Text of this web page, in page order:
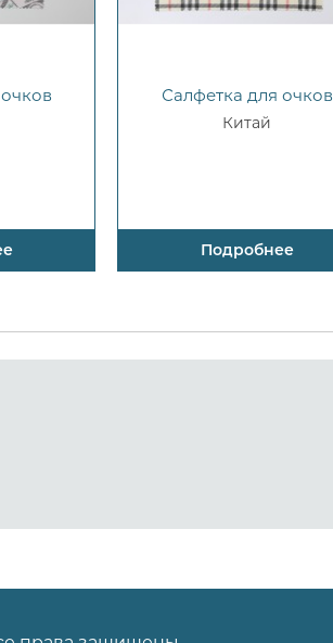
Салфетка для очков
Китай
Подробнее